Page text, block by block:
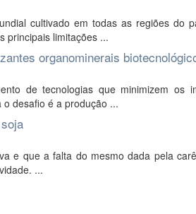
cultivado em todas as regiões do
principais limitações ...
organominerais
de tecnologias que minimizem os
desafio é a produção ...
e que a falta do mesmo dada pela
...